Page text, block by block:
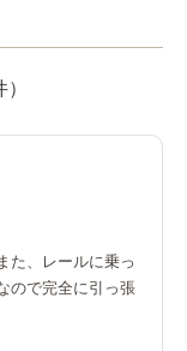
）
た、レールに乗っ
ので完全に引っ張